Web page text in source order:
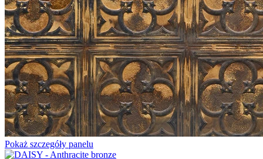
Pokaż szczegóły panelu